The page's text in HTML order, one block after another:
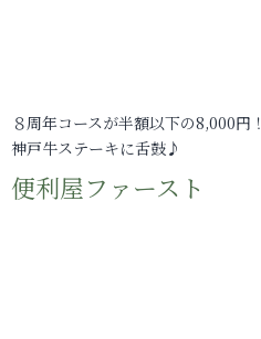
８周年コースが半額以下の8,000円！
神戸牛ステーキに舌鼓♪
便利屋ファースト